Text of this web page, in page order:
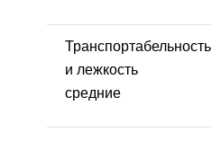
Транспортабельность
и лежкость
средние